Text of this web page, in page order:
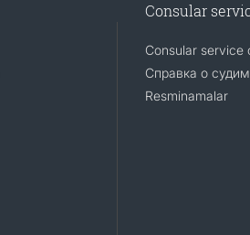
Consular
Consular service
Справка о
Resminamalar